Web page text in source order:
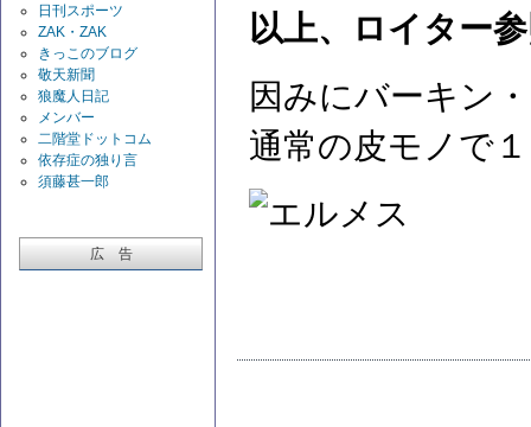
日刊スポーツ
ZAK・ZAK
きっこのブログ
敬天新聞
狼魔人日記
メンバー
二階堂ドットコム
依存症の独り言
須藤甚一郎
広 告
以上、ロイター
因みにバーキン
通常の皮モノで